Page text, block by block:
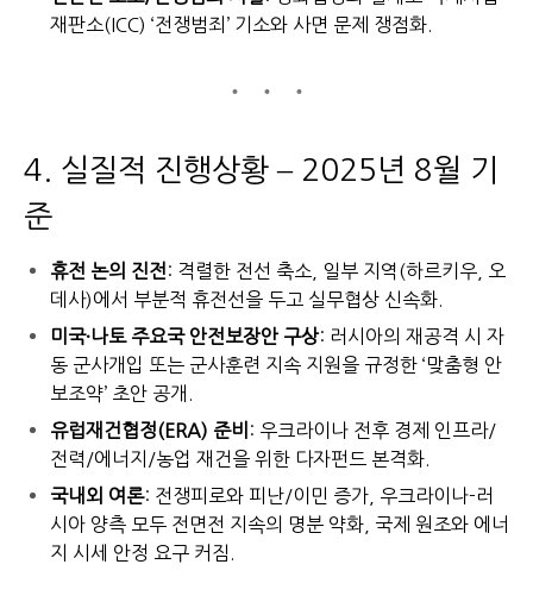
재판소(ICC) ‘전쟁범죄’ 기소와 사면 문제 쟁점화.
4. 실질적 진행상황 – 2025년 8월 기
준
휴전 논의 진전: 격렬한 전선 축소, 일부 지역(하르키우, 오
데사)에서 부분적 휴전선을 두고 실무협상 신속화.
미국·나토 주요국 안전보장안 구상: 러시아의 재공격 시 자
동 군사개입 또는 군사훈련 지속 지원을 규정한 ‘맞춤형 안
보조약’ 초안 공개.
유럽재건협정(ERA) 준비 : 우크라이나 전후 경제 인프라/
전력/에너지/농업 재건을 위한 다자펀드 본격화.
국내외 여론: 전쟁피로와 피난/이민 증가, 우크라이나-러
시아 양측 모두 전면전 지속의 명분 약화, 국제 원조와 에너
지 시세 안정 요구 커짐.